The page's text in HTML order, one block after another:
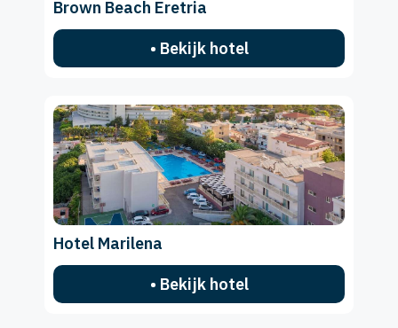
Brown Beach Eretria
• Bekijk hotel
Hotel Marilena
• Bekijk hotel